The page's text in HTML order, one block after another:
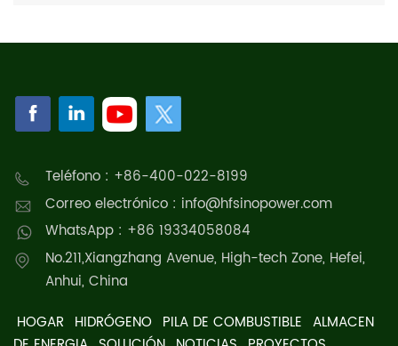
Teléfono : +86-400-022-8199
Correo electrónico : info@hfsinopower.com
WhatsApp : +86 19334058084
No.211,Xiangzhang Avenue, High-tech Zone, Hefei,
Anhui, China
HOGAR HIDRÓGENO PILA DE COMBUSTIBLE ALMACEN